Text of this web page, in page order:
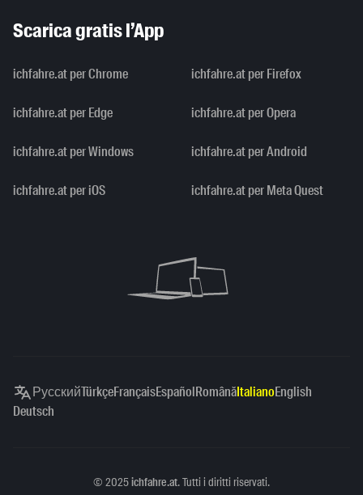
Scarica gratis l’App
ichfahre.at per Chrome ichfahre.at per Firefox
ichfahre.at per Edge ichfahre.at per Opera
ichfahre.at per Windows ichfahre.at per Android
ichfahre.at per iOS ichfahre.at per Meta Quest
РусскийTürkçeFrançaisEspañolRomânăItalianoEnglish
Deutsch
Copyright
© 2025ichfahre.at. Tutti i diritti riservati.